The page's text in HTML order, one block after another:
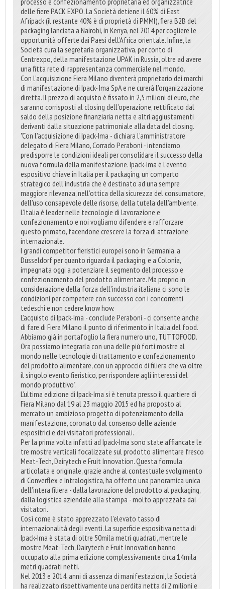
delle fiere PACK EXPO. La Società detiene il 60% di East
Afripack (il restante 40% è di proprietà di PMMI), fiera B2B del
packaging lanciata a Nairobi, in Kenya, nel 2014 per cogliere le
opportunità offerte dai Paesi dell’Africa orientale. Infine, la
Società cura la segretaria organizzativa, per conto di
Centrexpo, della manifestazione UPAK in Russia, oltre ad avere
una fitta rete di rappresentanza commerciale nel mondo.
Con l’acquisizione Fiera Milano diventerà proprietario dei marchi
di manifestazione di Ipack- Ima SpA e ne curerà l’organizzazione
diretta. Il prezzo di acquisto è fissato in 2,5 milioni di euro, che
saranno corrisposti al closing dell’operazione, rettificato dal
saldo della posizione finanziaria netta e altri aggiustamenti
derivanti dalla situazione patrimoniale alla data del closing.
"Con l’acquisizione di Ipack-Ima - dichiara l’amministratore
delegato di Fiera Milano, Corrado Peraboni - intendiamo
predisporre le condizioni ideali per consolidare il successo della
nuova formula della manifestazione. Ipack-Ima è l’evento
espositivo chiave in Italia per il packaging, un comparto
strategico dell’industria che è destinato ad una sempre
maggiore rilevanza, nell’ottica della sicurezza del consumatore,
dell’uso consapevole delle risorse, della tutela dell’ambiente.
L’Italia è leader nelle tecnologie di lavorazione e
confezionamento e noi vogliamo difendere e rafforzare
questo primato, facendone crescere la forza di attrazione
internazionale.
I grandi competitor fieristici europei sono in Germania, a
Düsseldorf per quanto riguarda il packaging, e a Colonia,
impegnata oggi a potenziare il segmento del processo e
confezionamento del prodotto alimentare. Ma proprio in
considerazione della forza dell’industria italiana ci sono le
condizioni per competere con successo con i concorrenti
tedeschi e non cedere know how.
L’acquisto di Ipack-Ima - conclude Peraboni - ci consente anche
di fare di Fiera Milano il punto di riferimento in Italia del food.
Abbiamo già in portafoglio la fiera numero uno, TUTTOFOOD.
Ora possiamo integrarla con una delle più forti mostre al
mondo nelle tecnologie di trattamento e confezionamento
del prodotto alimentare, con un approccio di filiera che va oltre
il singolo evento fieristico, per rispondere agli interessi del
mondo produttivo".
L’ultima edizione di Ipack-Ima si è tenuta presso il quartiere di
Fiera Milano dal 19 al 23 maggio 2015 ed ha proposto al
mercato un ambizioso progetto di potenziamento della
manifestazione, coronato dal consenso delle aziende
espositrici e dei visitatori professionali.
Per la prima volta infatti ad Ipack-Ima sono state affiancate le
tre mostre verticali focalizzate sul prodotto alimentare fresco
Meat-Tech, Dairytech e Fruit Innovation. Questa formula
articolata e originale, grazie anche al contestuale svolgimento
di Converflex e Intralogistica, ha offerto una panoramica unica
dell’intera filiera - dalla lavorazione del prodotto al packaging,
dalla logistica aziendale alla stampa - molto apprezzata dai
visitatori.
Così come è stato apprezzato l’elevato tasso di
internazionalità degli eventi. La superficie espositiva netta di
Ipack-Ima è stata di oltre 50mila metri quadrati, mentre le
mostre Meat-Tech, Dairytech e Fruit Innovation hanno
occupato alla prima edizione complessivamente circa 14mila
metri quadrati netti.
Nel 2013 e 2014, anni di assenza di manifestazioni, la Società
ha realizzato rispettivamente una perdita netta di 2 milioni e